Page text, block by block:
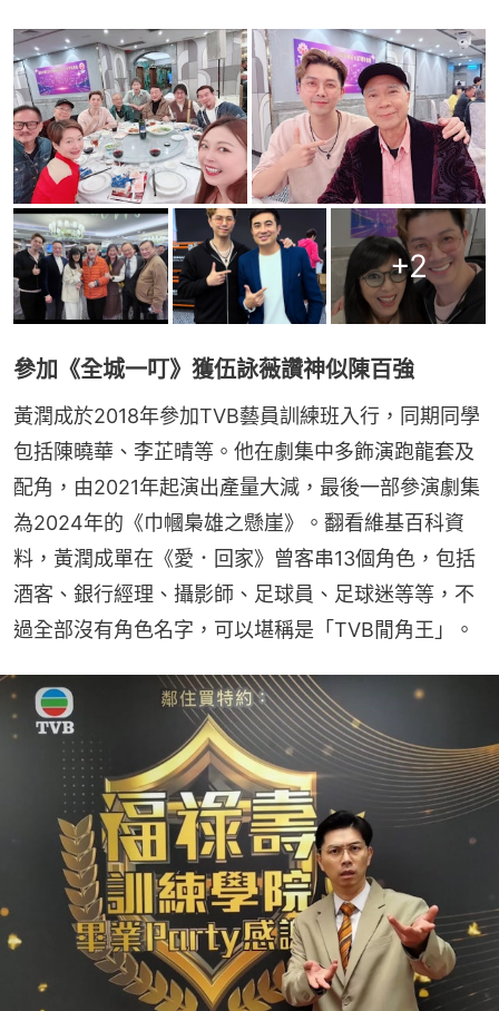
+2
參加《全城一叮》獲伍詠薇讚神似陳百強
黃潤成於2018年參加TVB藝員訓練班入行，同期同學
包括陳曉華、李芷晴等。他在劇集中多飾演跑龍套及
配角，由2021年起演出產量大減，最後一部參演劇集
為2024年的《巾幗梟雄之懸崖》。翻看維基百科資
料，黃潤成單在《愛．回家》曾客串13個角色，包括
酒客、銀行經理、攝影師、足球員、足球迷等等，不
過全部沒有角色名字，可以堪稱是「TVB閒角王」。